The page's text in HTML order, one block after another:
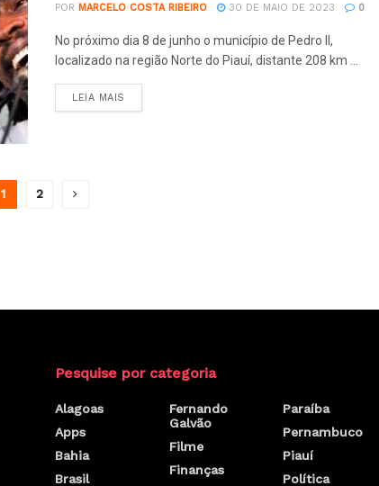
POR MARCELO COSTA RIBEIRO 30 DE MAIO DE 2023 0
No próximo dia 8 de junho o município de Pedro II,
localizado na região Norte do Piauí, distante 208 km ...
LEIA MAIS
1 2
Pesquise por categoria
Alagoas
Apps
Bahia
Brasil
Fernando
Galvão
Filme
Finanças
Paraíba
Pernambuco
Piauí
Política